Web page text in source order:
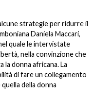
strategie per ridurre il
Daniela Maccari,
quale le intervistate
nella convinzione che
la donna africana. La
di fare un collegamento
della donna